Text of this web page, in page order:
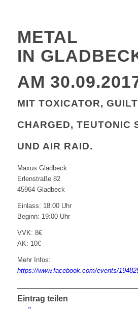
METAL
IN
AM
MIT TOXICATOR,
CHARGED, TEUTONIC
UND AIR RAID.
Maxus Gladbeck
Erlenstraße 82
45964 Gladbeck
Einlass: 18:00 Uhr
Beginn: 19:00 Uhr
VVK: 8€
AK: 10€
Mehr Infos:
https://www.facebook.com/events/
Eintrag teilen